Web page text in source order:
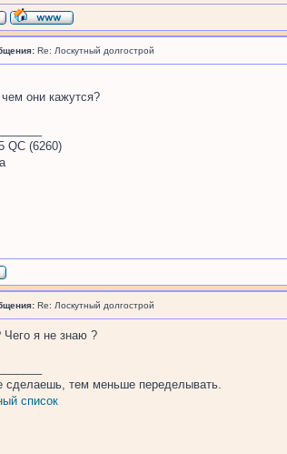
Re: Лоскутный долгострой
они кажутся?
QC (6260)
Re: Лоскутный долгострой
Чего я не знаю ?
сделаешь, тем меньше переделывать.
список